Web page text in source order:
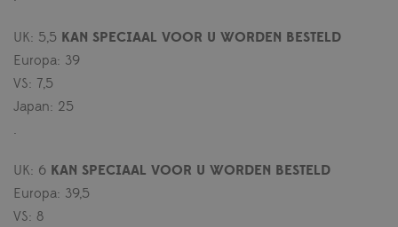
UK: 5,5 KAN SPECIAAL VOOR U WORDEN BESTELD
Europa: 39
VS: 7,5
Japan: 25
.
UK: 6 KAN SPECIAAL VOOR U WORDEN BESTELD
Europa: 39,5
VS: 8